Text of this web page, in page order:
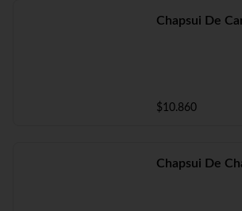
Chapsui De
$10.860
Chapsui De